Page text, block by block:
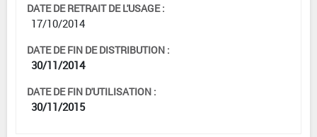
DATE DE RETRAIT DE L'USAGE :
17/10/2014
DATE DE FIN DE DISTRIBUTION :
30/11/2014
DATE DE FIN D'UTILISATION :
30/11/2015